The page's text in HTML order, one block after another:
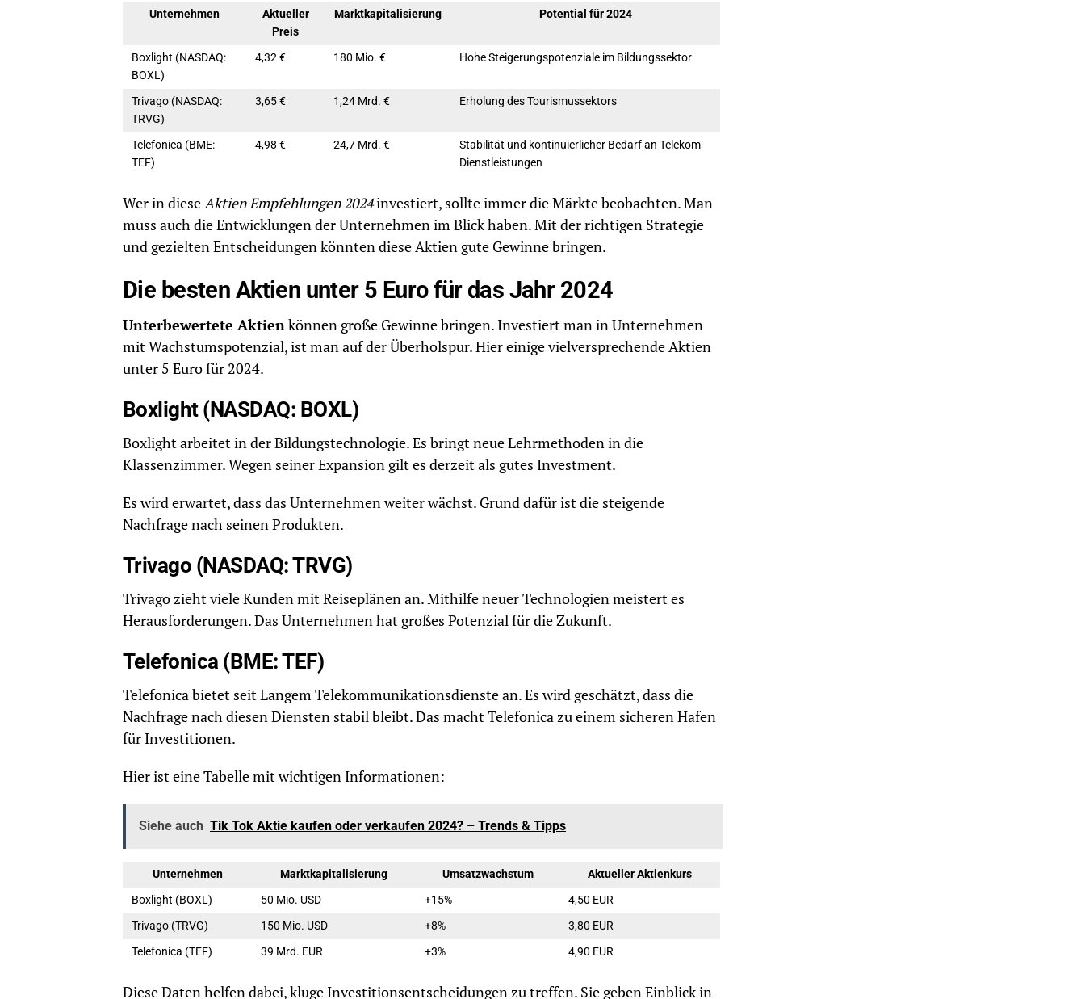
Unternehmen
Aktueller
Preis
Marktkapitalisierung Potential für 2024
Boxlight (NASDAQ:
BOXL)
4,32 € 180 Mio. € Hohe Steigerungspotenziale im Bildungssektor
Trivago (NASDAQ:
TRVG)
3,65 € 1,24 Mrd. € Erholung des Tourismussektors
Telefonica (BME:
TEF)
4,98 € 24,7 Mrd. €
Stabilität und kontinuierlicher Bedarf an Telekom-
Dienstleistungen
Wer in dieseAktien Empfehlungen 2024investiert, sollte immer die Märkte beobachten. Man
muss auch die Entwicklungen der Unternehmen im Blick haben. Mit der richtigen Strategie
und gezielten Entscheidungen könnten diese Aktien gute Gewinne bringen.
Die besten Aktien unter 5 Euro für das Jahr 2024
Unterbewertete Aktienkönnen große Gewinne bringen. Investiert man in Unternehmen
mit Wachstumspotenzial, ist man auf der Überholspur. Hier einige vielversprechende Aktien
unter 5 Euro für 2024.
Boxlight (NASDAQ: BOXL)
Boxlight arbeitet in der Bildungstechnologie. Es bringt neue Lehrmethoden in die
Klassenzimmer. Wegen seiner Expansion gilt es derzeit als gutes Investment.
Es wird erwartet, dass das Unternehmen weiter wächst. Grund dafür ist die steigende
Nachfrage nach seinen Produkten.
Trivago (NASDAQ: TRVG)
Trivago zieht viele Kunden mit Reiseplänen an. Mithilfe neuer Technologien meistert es
Herausforderungen. Das Unternehmen hat großes Potenzial für die Zukunft.
Telefonica (BME: TEF)
Telefonica bietet seit Langem Telekommunikationsdienste an. Es wird geschätzt, dass die
Nachfrage nach diesen Diensten stabil bleibt. Das macht Telefonica zu einem sicheren Hafen
für Investitionen.
Hier ist eine Tabelle mit wichtigen Informationen:
Siehe auch Tik Tok Aktie kaufen oder verkaufen 2024? – Trends & Tipps
Unternehmen Marktkapitalisierung Umsatzwachstum
Aktueller Aktienkurs
Boxlight (BOXL)
50 Mio. USD +15%
4,50 EUR
Trivago (TRVG)
150 Mio. USD +8%
3,80 EUR
Telefonica (TEF)
39 Mrd. EUR +3% 4,90 EUR
Diese Daten helfen dabei, kluge Investitionsentscheidungen zu treffen. Sie geben Einblick in